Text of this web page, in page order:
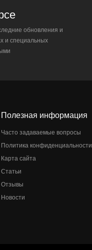
обновления и
и специальных
Полезная информация
Часто задаваемые вопросы
Политика конфиденциальности
Карта сайта
Статьи
Отзывы
Новости